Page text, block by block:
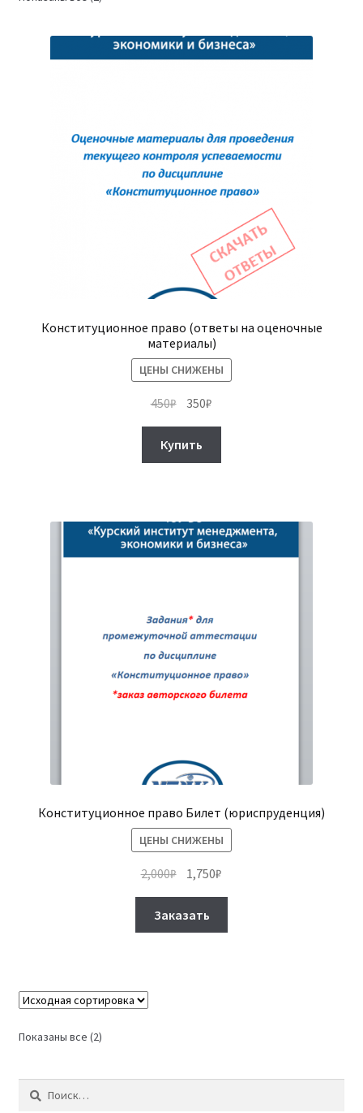
38.04.03 Управление персоналом 2,5 года
управление 2,5 года (Магистратура)
Конституционное право (ответы на оценочные
материалы)
ЦЕНЫ СНИЖЕНЫ
450₽ Первоначальная
цена
составляла
450₽.
350₽
цена:
Купить
Конституционное право Билет (юриспруденция)
ЦЕНЫ СНИЖЕНЫ
2,000₽ Первоначальная
составляла
2,000₽.
1,750₽
Заказать
Показаны все (2)
Найти: